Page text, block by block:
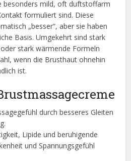
besonders mild, oft duftstoffarm
formuliert sind. Diese
„besser“, aber sie haben
Basis. Umgekehrt sind stark
stark wärmende Formeln
wenn die Brusthaut ohnehin
ist.
durch besseres Gleiten
Lipide und beruhigende
und Spannungsgefühl